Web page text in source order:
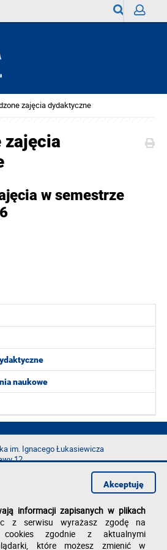
zajęcia dydaktyczne
naukowe
zajęcia
w semestrze
im. Ignacego Łukasiewicza
12
informacji zapisanych w plikach
z serwisu wyrażasz zgodę na
zgodnie z aktualnymi
które możesz zmienić w
Akceptuję